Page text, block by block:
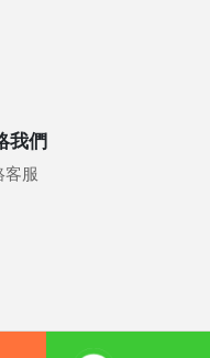
我們
客服